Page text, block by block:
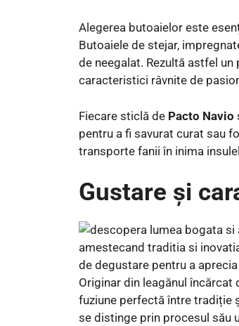
Alegerea butoaielor este
Butoaiele de stejar,
de neegalat. Rezultă astfel
caracteristici râvnite de
Fiecare sticlă de Pacto Navio
pentru a fi savurat curat sau
transporte fanii în inima
Gustare și
Originar din leagănul încărcat
fuziune perfectă între tradiție
se distinge prin procesul său